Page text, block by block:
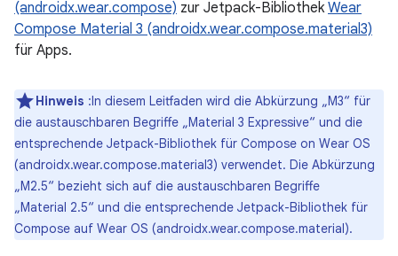
(androidx.wear.compose) zur Jetpack-Bibliothek Wear
Compose Material 3 (androidx.wear.compose.material3)
für Apps.
Hinweis :In diesem Leitfaden wird die Abkürzung „M3“ für
die austauschbaren Begriffe „Material 3 Expressive“ und die
entsprechende Jetpack-Bibliothek für Compose on Wear OS
(androidx.wear.compose.material3) verwendet. Die Abkürzung
„M2.5“ bezieht sich auf die austauschbaren Begriffe
„Material 2.5“ und die entsprechende Jetpack-Bibliothek für
Compose auf Wear OS (androidx.wear.compose.material).